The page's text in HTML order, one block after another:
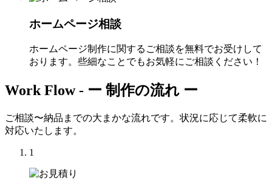
ホームページ相談
ホームページ制作に関するご相談を無料でお受けして
おります。些細なことでもお気軽にご相談ください！
Work Flow - ー 制作の流れ ー
ご相談〜納品までの大まかな流れです。状況に応じて柔軟に
対応いたします。
1